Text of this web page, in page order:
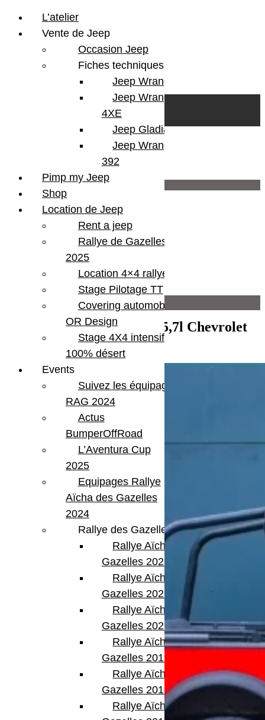
Version
CJ7
KMS
71000 miles
Rouge
Automatique
V8 5,7 Chevrolet
Infos supplémentaires
Pneus 35"
Treuil WARN
JEEP CJ7 V8 Moteur V8 5,7l Chevrolet
L’atelier
Vente de Jeep
Occasion Jeep
Fiches techniques
Jeep Wrangler JL
Jeep Wrangler
4XE
Jeep Gladiator
Jeep Wrangler V8
392
Pimp my Jeep
Shop
Location de Jeep
Rent a jeep
Rallye de Gazelles
2025
Location 4×4 rallye
Stage Pilotage TT
Covering automobile –
OR Design
Stage 4X4 intensif
100% désert
Events
Suivez les équipages
RAG 2024
Actus
BumperOffRoad
L’Aventura Cup
2025
Equipages Rallye
Aïcha des Gazelles
2024
Rallye des Gazelles
Rallye Aïcha des
Gazelles 2023
Rallye Aïcha des
Gazelles 2022
Rallye Aïcha des
Gazelles 2021 -30th
Rallye Aïcha des
Gazelles 2019
Rallye Aïcha des
Gazelles 2018
Rallye Aïcha des